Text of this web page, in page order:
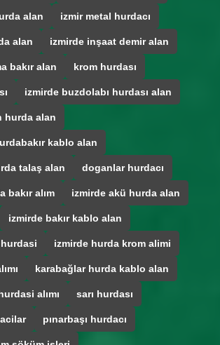
alan izmir metal hurdacı
alan izmirde inşaat demir alan
bakır alan krom hurdası
izmirde buzdolabı hurdası alan
hurda alan
kablo alan
talaş alan doganlar hurdacı
bakır alım izmirde akü hurda alan
izmirde bakır kablo alan
izmirde hurda krom alimi
karabağlar hurda kablo alan
alımı sarı hurdası
pınarbaşı hurdacı